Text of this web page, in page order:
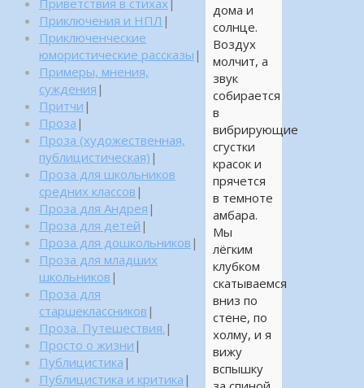
дома и
солнце.
Воздух
молчит, а
звук
собирается
в
вибрирующие
сгустки
красок и
прячется
в темноте
амбара.
Мы
лёгким
клубком
скатываемся
вниз по
стене, по
холму, и я
вижу
вспышку
Приветствия в стихах
Приключения и НПЛ |
Приключенческие
юмористические рассказы |
Примеры, мнения,
суждения |
Притчи |
Проза |
Проза (художественная,
публицистическая) |
Проза для школьников
средних классов |
Проза для Андрея |
Проза для детей |
Проза для дошкольников |
Проза для младших
школьников |
Проза для
старшеклассников |
Проза. Путешествия. |
Просто о жизни |
Публицистика |
Публицистика и критика |